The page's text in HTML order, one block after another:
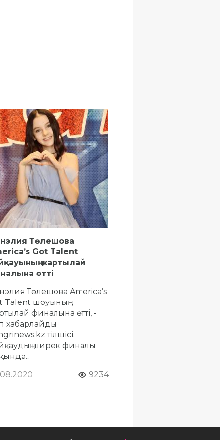
Төлешова
Got Talent
жартылай
өтті
Төлешова America’s
Talent шоуының
финалына өтті, -
хабарлайды
тілшісі.
ширек финалы
9234